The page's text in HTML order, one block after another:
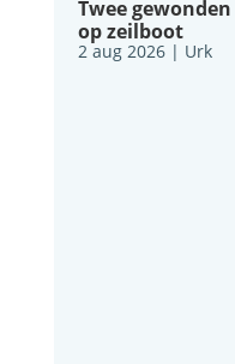
Twee
op zeilboot
2 aug 2026| Urk